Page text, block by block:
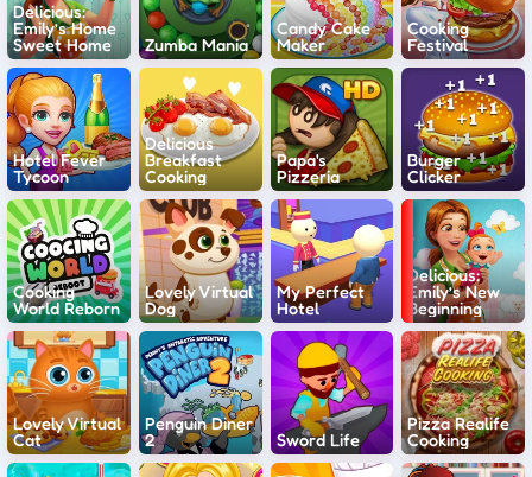
Delicious:
Emily’s Home
Sweet Home
Zumba Mania
Candy Cake
Maker
Cooking
Festival
Hotel Fever
Tycoon
Delicious
Breakfast
Cooking
Papa's
Pizzeria
Burger
Clicker
Cooking
World Reborn
Lovely Virtual
Dog
My Perfect
Hotel
Delicious:
Emily’s New
Beginning
Lovely Virtual
Cat
Penguin Diner
2
Sword Life
Pizza Realife
Cooking